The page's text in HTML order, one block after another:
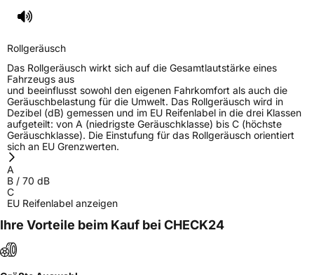
EPREL ID 708431
Allgemeine Produktsicherheit (GPSR)
HerstellerkontaktInter-Sprint Banden B.V., Distriboulevard 25
4782 PV Moerdijk Niederlande, info@inter-
sprint.nl
Rollgeräusch
Das Rollgeräusch wirkt sich auf die Gesamtlautstärke eines
Fahrzeugs aus
und beeinflusst sowohl den eigenen Fahrkomfort als auch die
Geräuschbelastung für die Umwelt. Das Rollgeräusch wird in
Dezibel (dB) gemessen und im EU Reifenlabel in die drei Klassen
aufgeteilt: von A (niedrigste Geräuschklasse) bis C (höchste
Geräuschklasse). Die Einstufung für das Rollgeräusch orientiert
sich an EU Grenzwerten.
A
B / 70 dB
C
EU Reifenlabel anzeigen
Ihre Vorteile beim Kauf bei CHECK24